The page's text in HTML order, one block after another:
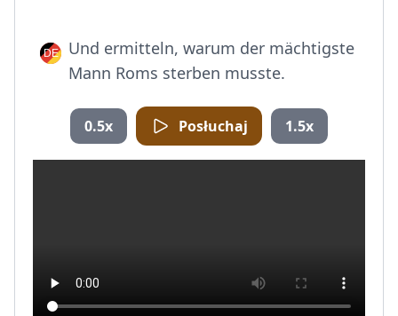
Und ermitteln, warum der mächtigste
Mann Roms sterben musste.
0.5x Posłuchaj 1.5x